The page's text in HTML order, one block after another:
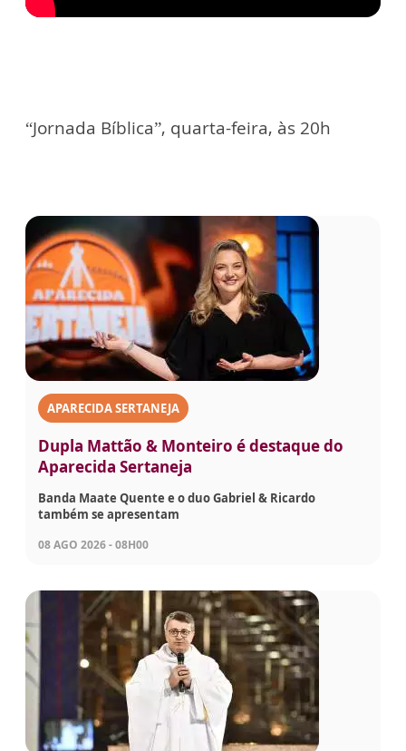
“Jornada Bíblica”, quarta-feira, às 20h
APARECIDA SERTANEJA
Dupla Mattão & Monteiro é destaque do
Aparecida Sertaneja
Banda Maate Quente e o duo Gabriel & Ricardo
também se apresentam
08 AGO 2026 - 08H00